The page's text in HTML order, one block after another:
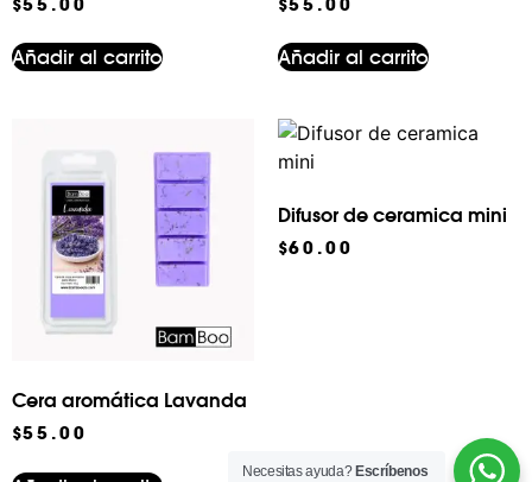
Añadir al carrito Añadir al carrito
Cera aromática Lavanda
$55.00
Difusor de ceramica mini
$60.00
Necesitas ayuda? Escríbenos